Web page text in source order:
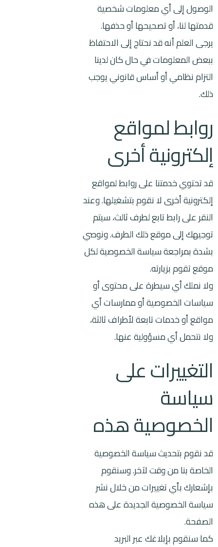
الوصول إلى أي معلومات شخصية
قدمتها لنا، أو تصحيحها أو حذفها.
يرجى العلم أنه قد نحتاج إلى الاحتفاظ
ببعض المعلومات في حال كان لدينا
التزام نظامي أو أساس قانوني يوجب
ذلك.
روابط لمواقع
إلكترونية أخرى
قد تحتوي خدمتنا على روابط لمواقع
إلكترونية أخرى لا نقوم بتشغيلها. وعند
النقر على رابط تابع لطرف ثالث، سيتم
توجيهك إلى موقع ذلك الطرف. ونوصي
بشدة بمراجعة سياسة الخصوصية لكل
موقع تقوم بزيارته.
ولا نملك أي سيطرة على محتوى أو
سياسات الخصوصية أو ممارسات أي
مواقع أو خدمات تابعة لأطراف ثالثة،
ولا نتحمل أي مسؤولية عنها.
التغييرات على
سياسة
الخصوصية هذه
قد نقوم بتحديث سياسة الخصوصية
الخاصة بنا من وقت لآخر. وسنقوم
بإشعارك بأي تغييرات من خلال نشر
سياسة الخصوصية الجديدة على هذه
الصفحة.
كما سنقوم بإبلاغك عبر البريد